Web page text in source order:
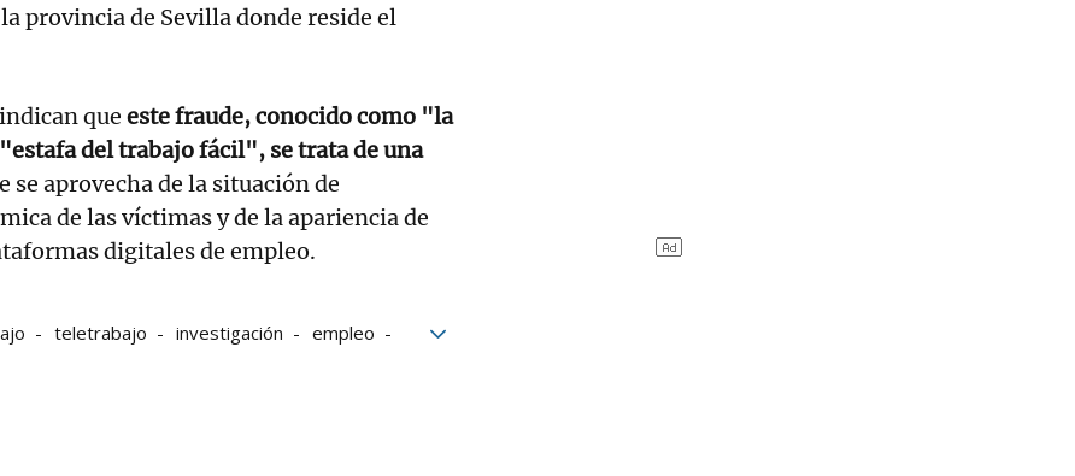
provincia de Sevilla donde reside el
que este fraude, conocido como "la
del trabajo fácil", se trata de una
se aprovecha de la situación de
de las víctimas y de la apariencia de
digitales de empleo.
teletrabajo investigación
empleo